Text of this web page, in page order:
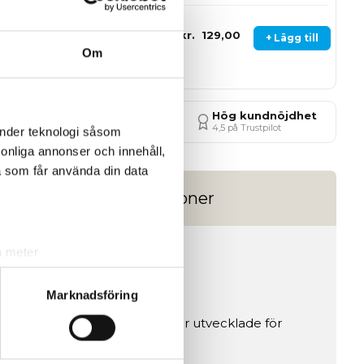
Om
teknologi såsom
annonser och innehåll,
får använda din data
meter
. Du kan ändra
Marknadsföring
+ Lägg till
kr. 129,00
3–5 vardagar
Hög kundnöjdhet
4,5 på Trustpilot
Recensioner
premium boxningshandskar utvecklade för